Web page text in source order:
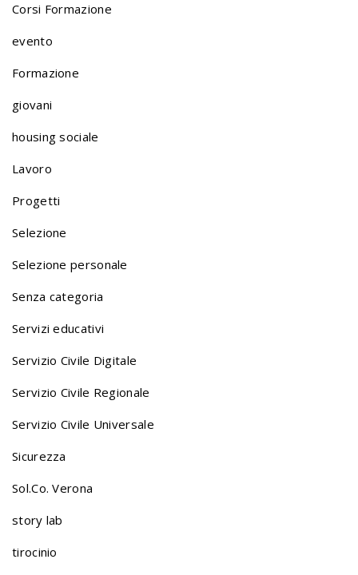
Corsi Formazione
evento
Formazione
giovani
housing sociale
Lavoro
Progetti
Selezione
Selezione personale
Senza categoria
Servizi educativi
Servizio Civile Digitale
Servizio Civile Regionale
Servizio Civile Universale
Sicurezza
Sol.Co. Verona
story lab
tirocinio